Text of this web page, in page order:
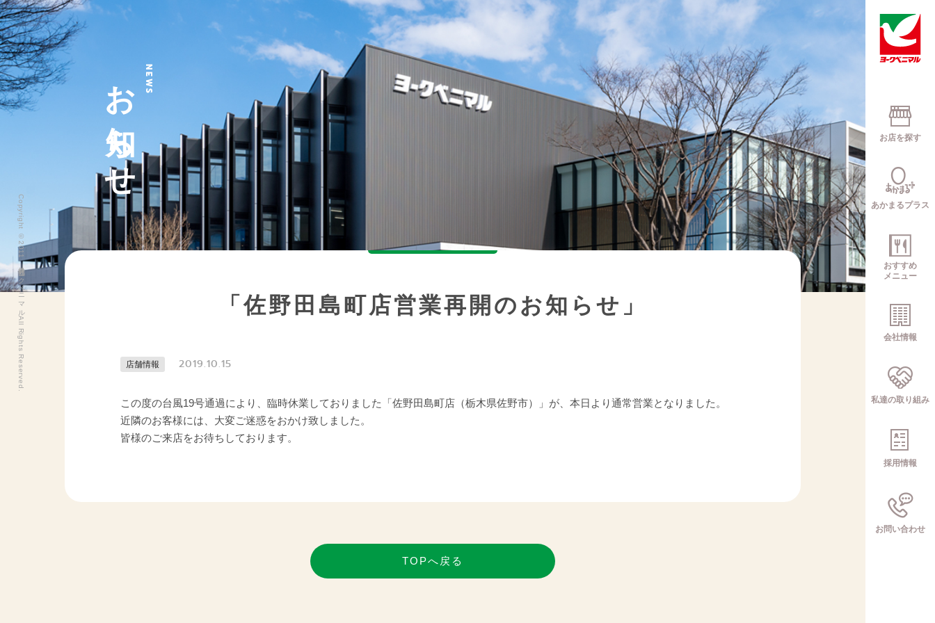
お店を探す
あかまるプラス
おすすめ
メニュー
会社情報
私達の取り組み
採用情報
お問い合わせ
NEWS
お知らせ
「佐野田島町店営業再開のお知らせ」
店舗情報 2019.10.15
この度の台風19号通過により、臨時休業しておりました「佐野田島町店（栃木県佐野市）」が、本日より通常営業となりました。
近隣のお客様には、大変ご迷惑をおかけ致しました。
皆様のご来店をお待ちしております。
TOPへ戻る
Copyright ©2011 株式会社ヨークベニマル All Rights Reserved.